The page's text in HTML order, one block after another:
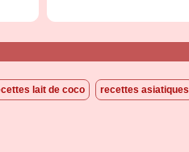
lait de coco recettes asiatiques